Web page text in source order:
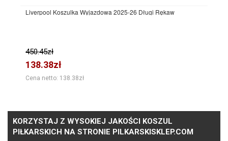
Liverpool Koszulka Wyjazdowa 2025-26 Długi Rękaw
450.45zł
138.38zł
Cena netto: 138.38zł
KORZYSTAJ Z WYSOKIEJ JAKOŚCI KOSZUL
PIŁKARSKICH NA STRONIE PILKARSKISKLEP.COM